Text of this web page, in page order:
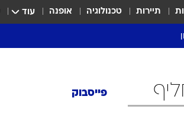
תיירות טכנולוגיה אופנה עוד
פייסבוק